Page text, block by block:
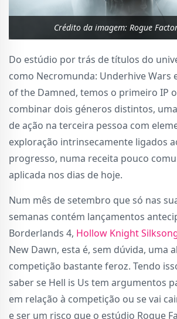
Crédito da imagem: Rogue
Do estúdio por trás de títulos do
como Necromunda: Underhive Wars
of the Damned, temos o primeiro IP
combinar dois géneros distintos,
de ação na terceira pessoa com
exploração intrinsecamente ligados
progresso, numa receita pouco
aplicada nos dias de hoje.
Num mês de setembro que só nas
semanas contém lançamentos
Borderlands 4, Hollow Knight
New Dawn, esta é, sem dúvida, uma
competição bastante feroz. Tendo
saber se Hell is Us tem argumentos
em relação à competição ou se vai
e ser um risco que o estúdio Rogue